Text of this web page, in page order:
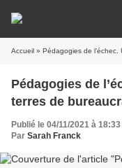
Accueil » Pédagogies de l’échec.
Pédagogies de
terres de
Publié le 04/11/2021 à 18:33
Par Sarah Franck